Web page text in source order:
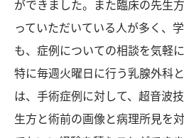
ができました。また臨床の先生
っていただいている人が多く、
も、症例についての相談を気軽
特に毎週火曜日に行う乳腺外科
は、手術症例に対して、超音波
生方と術前の画像と病理所見を